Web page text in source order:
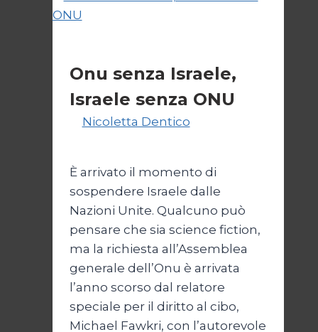
bivio
Onu senza Israele,
Israele senza ONU
Nicoletta Dentico
È arrivato il momento di
sospendere Israele dalle
Nazioni Unite. Qualcuno può
pensare che sia science fiction,
ma la richiesta all’Assemblea
generale dell’Onu è arrivata
l’anno scorso dal relatore
speciale per il diritto al cibo,
Michael Fawkri, con l’autorevole